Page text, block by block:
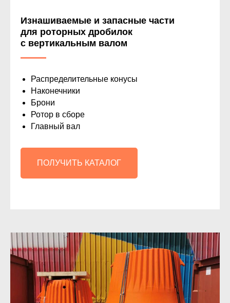
Изнашиваемые и запасные части
для роторных дробилок
с вертикальным валом
Распределительные конусы
Наконечники
Брони
Ротор в сборе
Главный вал
ПОЛУЧИТЬ КАТАЛОГ
удары, трение, вибрация, низкая или высокая
температура
экстремальных условиях:
Сохранения высокого уровня
производительности